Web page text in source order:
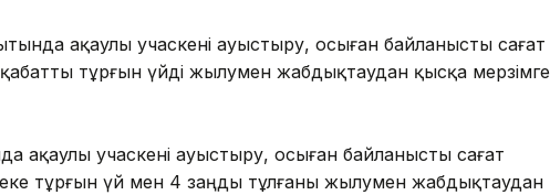
ақаулы учаскені ауыстыру, осыған байланысты сағат
қабатты тұрғын үйді жылумен жабдықтаудан қысқа мерзімге
ақаулы учаскені ауыстыру, осыған байланысты сағат
тұрғын үй мен 4 заңды тұлғаны жылумен жабдықтаудан